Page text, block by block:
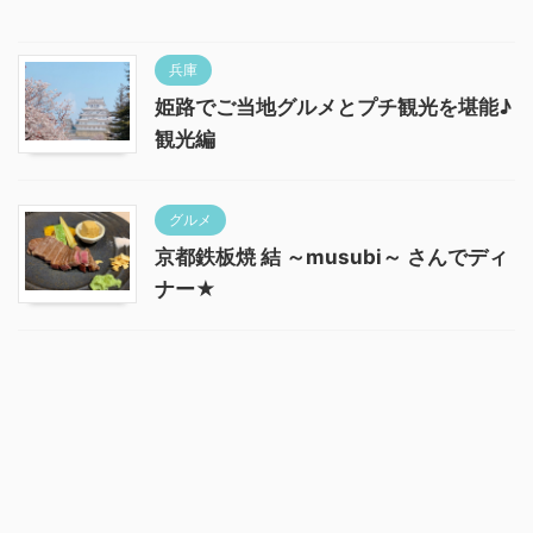
兵庫
姫路でご当地グルメとプチ観光を堪能♪
観光編
グルメ
京都鉄板焼 結 ～musubi～ さんでディ
ナー★